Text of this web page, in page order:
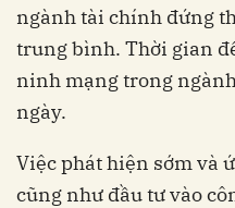
ngành tài chính đứng
trung bình. Thời gian
ninh mạng trong
ngày.
Việc phát hiện sớm và
cũng như đầu tư vào